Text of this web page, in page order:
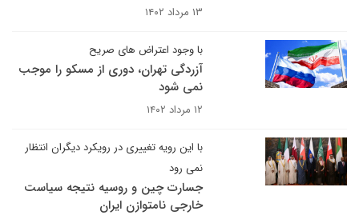
۱۳ مرداد ۱۴۰۲
با وجود اعتراض های صریح
آزردگی تهران، دوری از مسکو را موجب
نمی شود
۱۲ مرداد ۱۴۰۲
با این رویه تغییری در رویکرد دیگران انتظار
نمی رود
جسارت چین و روسیه نتیجه سیاست
خارجی نامتوازن ایران